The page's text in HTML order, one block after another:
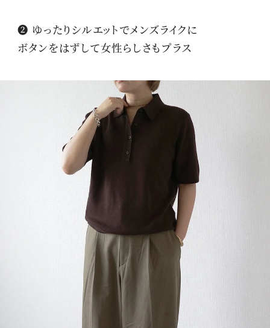
❷ ゆったりシルエットでメンズライクに
ボタンをはずして女性らしさもプラス